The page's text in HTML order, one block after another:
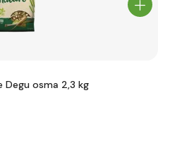
Degu osma 2,3 kg